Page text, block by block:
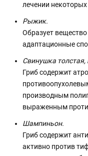
лечении
Рыжик.
Образует
адаптационные
Свинушка толстая,
Гриб содержит
производным
выраженным
Шампиньон.
Гриб содержит
активно против